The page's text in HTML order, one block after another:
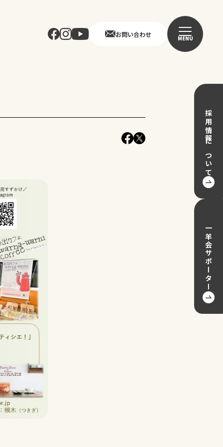
お問い合わせ MENU
採用情報について
一羊会サポーター